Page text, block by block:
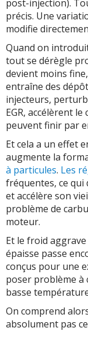
post-injection).
précis. Une
modifie
Quand on
tout se dérègle
devient moins
entraîne des
injecteurs,
EGR, accélèrent
peuvent finir par
Et cela a un effet
augmente la
à particules. Les
fréquentes, ce
et accélère son
problème de
moteur.
Et le froid
épaisse passe
conçus pour une
poser problème à
basse
On comprend
absolument pas